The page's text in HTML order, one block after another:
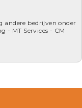
andere bedrijven onder
- MT Services - CM